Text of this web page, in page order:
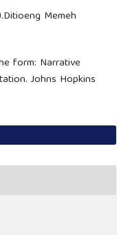
Memeh
form: Narrative
Johns Hopkins